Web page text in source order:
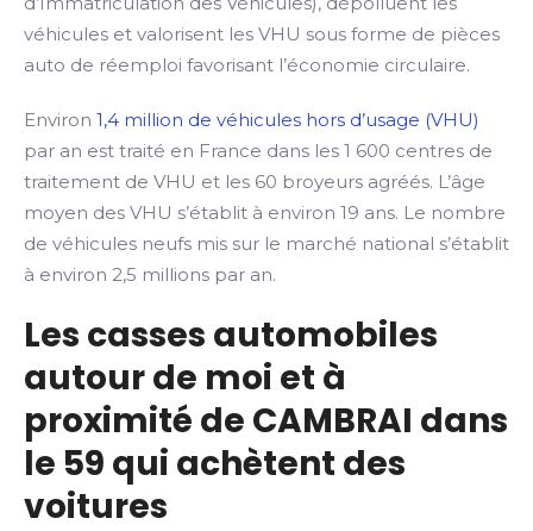
véhicules et valorisent les VHU sous forme de pièces
auto de réemploi favorisant l’économie circulaire.
Environ 1,4 million de véhicules hors d’usage (VHU)
par an est traité en France dans les 1 600 centres de
traitement de VHU et les 60 broyeurs agréés. L’âge
moyen des VHU s’établit à environ 19 ans. Le nombre
de véhicules neufs mis sur le marché national s’établit
à environ 2,5 millions par an.
Les casses automobiles
autour de moi et à
proximité de CAMBRAI dans
le 59 qui achètent des
voitures